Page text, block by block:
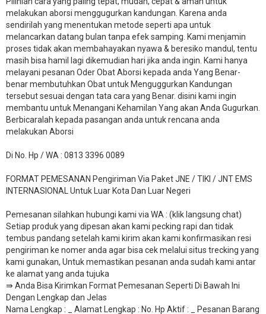
melakukan aborsi menggugurkan kandungan. Karena anda
sendirilah yang menentukan metode seperti apa untuk
melancarkan datang bulan tanpa efek samping. Kami menjamin
proses tidak akan membahayakan nyawa & beresiko mandul, tentu
masih bisa hamil lagi dikemudian hari jika anda ingin. Kami hanya
melayani pesanan Oder Obat Aborsi kepada anda Yang Benar-
benar membutuhkan Obat untuk Menguggurkan Kandungan
tersebut sesuai dengan tata cara yang Benar. disini kami ingin
membantu untuk Menangani Kehamilan Yang akan Anda Gugurkan.
Berbicaralah kepada pasangan anda untuk rencana anda
melakukan Aborsi
Di No. Hp / WA : 0813 3396 0089
FORMAT PEMESANAN Pengiriman Via Paket JNE / TIKI / JNT EMS
INTERNASIONAL Untuk Luar Kota Dan Luar Negeri
Pemesanan silahkan hubungi kami via WA : (klik langsung chat)
Setiap produk yang dipesan akan kami pecking rapi dan tidak
tembus pandang setelah kami kirim akan kami konfirmasikan resi
pengiriman ke nomer anda agar bisa cek melalui situs trecking yang
kami gunakan, Untuk memastikan pesanan anda sudah kami antar
ke alamat yang anda tujuka
⇛ Anda Bisa Kirimkan Format Pemesanan Seperti Di Bawah Ini
Dengan Lengkap dan Jelas
Nama Lengkap : _ Alamat Lengkap : No. Hp Aktif : _ Pesanan Barang